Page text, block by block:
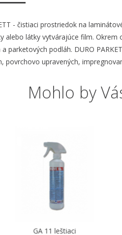
- čistiaci prostriedok na
alebo látky vytvárajúce film.
parketových podláh. DURO
povrchovo upravených,
Mohlo by
Mop micro IGEL